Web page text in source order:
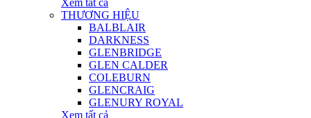
Xem tất cả
THƯƠNG HIỆU
BALBLAIR
DARKNESS
GLENBRIDGE
GLEN CALDER
COLEBURN
GLENCRAIG
GLENURY ROYAL
Xem tất cả